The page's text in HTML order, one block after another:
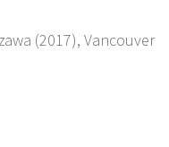
(2017), Vancouver